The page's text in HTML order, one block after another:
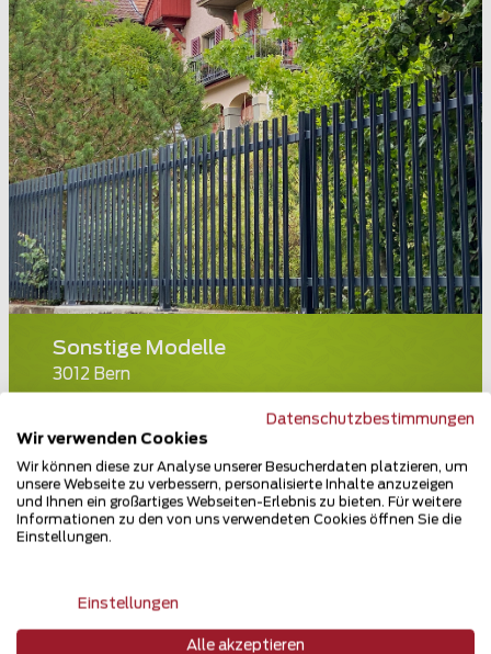
Sonstige Modelle
3012 Bern
Teilen
Datenschutzbestimmungen
Wir verwenden Cookies
Wir können diese zur Analyse unserer Besucherdaten platzieren, um
unsere Webseite zu verbessern, personalisierte Inhalte anzuzeigen
und Ihnen ein großartiges Webseiten-Erlebnis zu bieten. Für weitere
Informationen zu den von uns verwendeten Cookies öffnen Sie die
Einstellungen.
Einstellungen
Alle akzeptieren